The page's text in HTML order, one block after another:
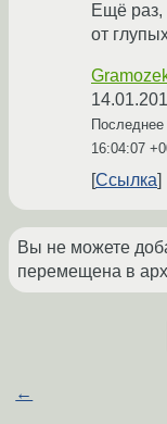
Ещё раз,
от
16:04:07
Ссылка
Вы не можете
перемещена в
←